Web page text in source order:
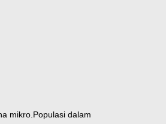
mikro.Populasi dalam